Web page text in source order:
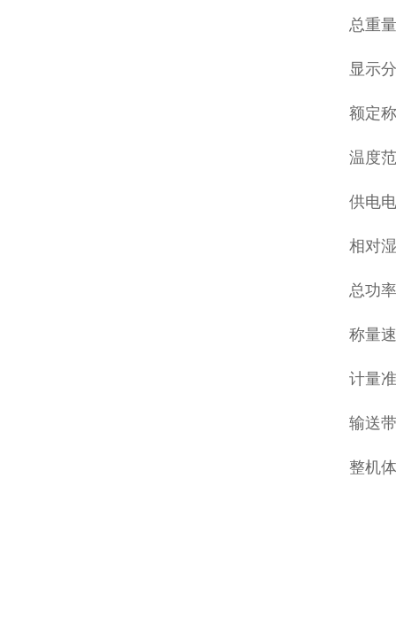
总重
显示
额定
温度
供电
相对
总功
称量
计量
输送
整机